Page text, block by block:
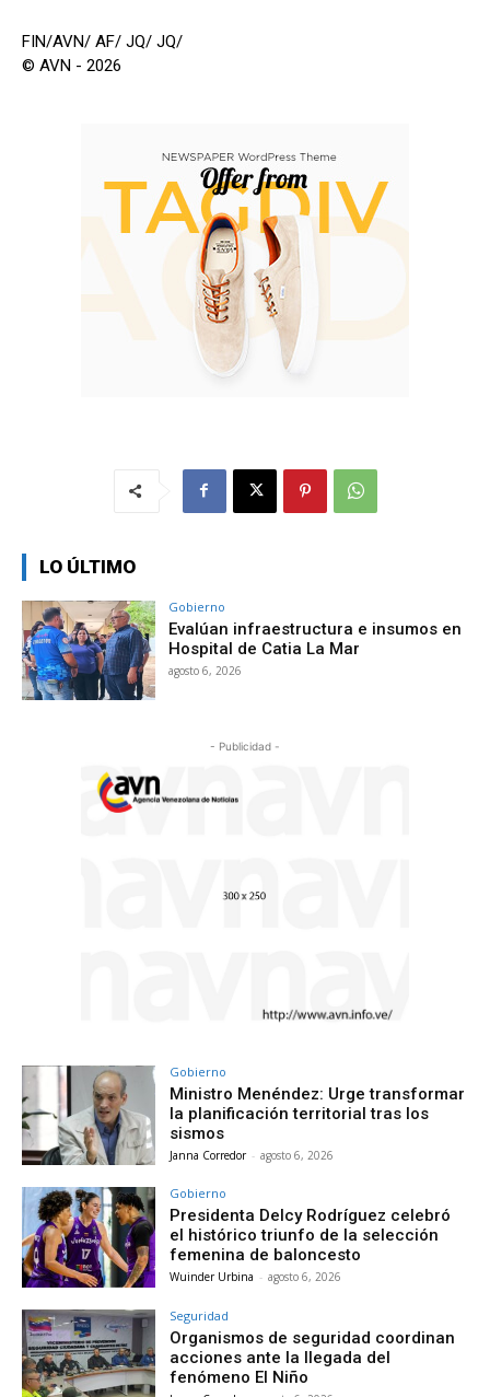
FIN/AVN/ AF/ JQ/ JQ/
© AVN - 2026
LO ÚLTIMO
Gobierno
Evalúan infraestructura e insumos en
Hospital de Catia La Mar
agosto 6, 2026
- Publicidad -
Gobierno
Ministro Menéndez: Urge transformar
la planificación territorial tras los
sismos
Janna Corredor - agosto 6, 2026
Gobierno
Presidenta Delcy Rodríguez celebró
el histórico triunfo de la selección
femenina de baloncesto
Wuinder Urbina - agosto 6, 2026
Seguridad
Organismos de seguridad coordinan
acciones ante la llegada del
fenómeno El Niño